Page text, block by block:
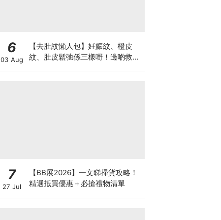
6
03 Aug
【去肚紋懶人包】妊娠紋、橙皮
紋、肚皮鬆弛係三樣嘢！邊啲救得
7
27 Jul
【BB展2026】一文睇掃貨攻略！
精選抵買優惠＋必搶禮物清單